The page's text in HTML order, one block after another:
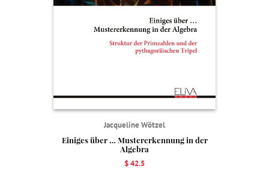
Jacqueline Wötzel
Einiges über … Mustererkennung in der
Algebra
$ 42.5